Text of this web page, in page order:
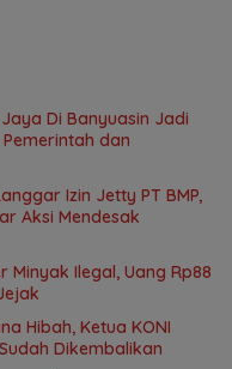
Di Banyuasin Jadi
dan
Izin Jetty PT BMP,
Aksi Mendesak
Ilegal, Uang Rp88
Hibah, Ketua KONI
Dikembalikan